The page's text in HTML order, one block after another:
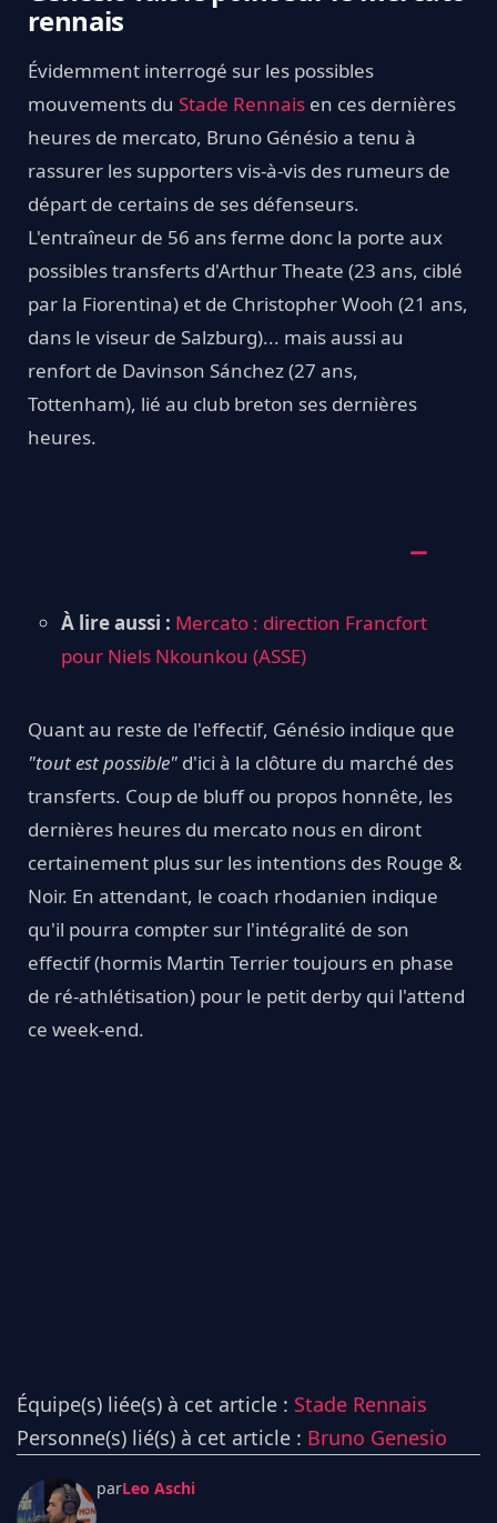
rennais
Évidemment interrogé sur les possibles
mouvements du Stade Rennais en ces dernières
heures de mercato, Bruno Génésio a tenu à
rassurer les supporters vis-à-vis des rumeurs de
départ de certains de ses défenseurs.
L'entraîneur de 56 ans ferme donc la porte aux
possibles transferts d'Arthur Theate (23 ans, ciblé
par la Fiorentina) et de Christopher Wooh (21 ans,
dans le viseur de Salzburg)... mais aussi au
renfort de Davinson Sánchez (27 ans,
Tottenham), lié au club breton ses dernières
heures.
À lire aussi : Mercato : direction Francfort
pour Niels Nkounkou (ASSE)
Quant au reste de l'effectif, Génésio indique que
"tout est possible" d'ici à la clôture du marché des
transferts. Coup de bluff ou propos honnête, les
dernières heures du mercato nous en diront
certainement plus sur les intentions des Rouge &
Noir. En attendant, le coach rhodanien indique
qu'il pourra compter sur l'intégralité de son
effectif (hormis Martin Terrier toujours en phase
de ré-athlétisation) pour le petit derby qui l'attend
ce week-end.
Équipe(s) liée(s) à cet article : Stade Rennais
Personne(s) lié(s) à cet article : Bruno Genesio
parLeo Aschi